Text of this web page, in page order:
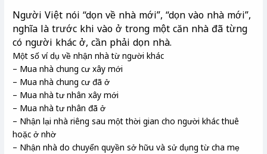
Người Việt nói “dọn về nhà mới”, “dọn vào nhà mới”,
nghĩa là trước khi vào ở trong một căn nhà đã từng
có người khác ở, cần phải dọn nhà.
Một số ví dụ về nhận nhà từ người khác
– Mua nhà chung cư xây mới
– Mua nhà chung cư đã ở
– Mua nhà tư nhân xây mới
– Mua nhà tư nhân đã ở
– Nhận lại nhà riêng sau một thời gian cho người khác thuê
hoặc ở nhờ
– Nhận nhà do chuyển quyền sở hữu và sử dụng từ cha mẹ